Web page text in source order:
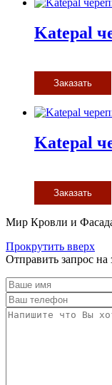
Katepal
Заказать
Katepal
Заказать
Мир Кровли и
Прокрутить вверх
Отправить запрос на